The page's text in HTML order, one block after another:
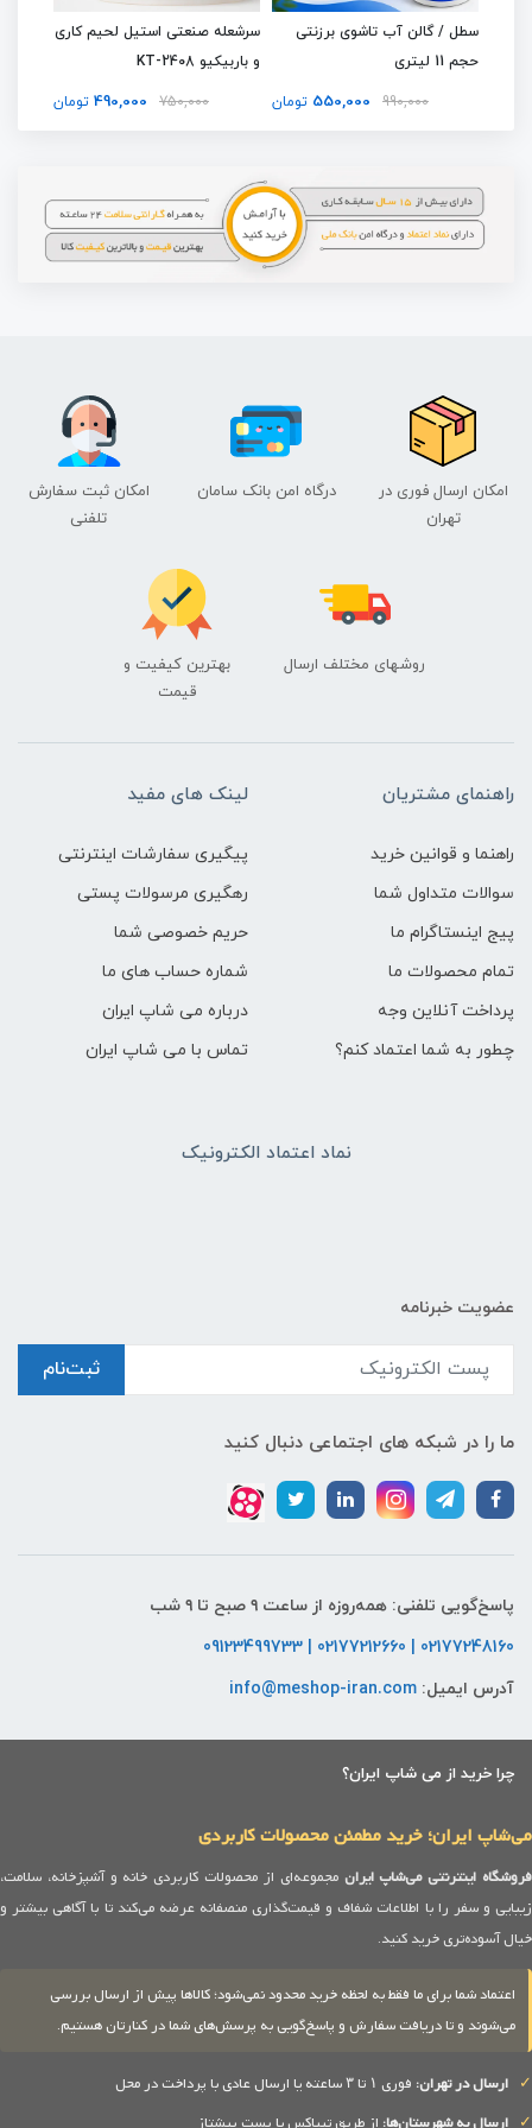
سطل / گالن آب تاشوی برزنتی
حجم 11 لیتری
990,000
550,000 تومان
سرشعله صنعتی استیل لحیم کاری
و باربیکیو KT-2408
750,000
490,000 تومان
امکان ارسال فوری در
تهران
درگاه امن بانک سامان
امکان ثبت سفارش
تلفنی
روشهای مختلف ارسال
بهترین کیفیت و
قیمت
راهنمای مشتریان
راهنما و قوانین خرید
سوالات متداول شما
پیج اینستاگرام ما
تمام محصولات ما
پرداخت آنلاین وجه
چطور به شما اعتماد کنم؟
لینک های مفید
پیگیری سفارشات اینترنتی
رهگیری مرسولات پستی
حریم خصوصی شما
شماره حساب های ما
درباره می شاپ ایران
تماس با می شاپ ایران
نماد اعتماد الکترونیک
عضویت خبرنامه
ثبت‌نام
ما را در شبکه های اجتماعی دنبال کنید
پاسخ‌گویی تلفنی: همه‌روزه از ساعت ۹ صبح تا ۹ شب
02177248160 | 02177212660 | 09123499733
آدرس ایمیل: info@meshop-iran.com
چرا خرید از می شاپ ایران؟
می‌شاپ ایران؛ خرید مطمئن محصولات کاربردی
فروشگاه اینترنتی می‌شاپ ایران مجموعه‌ای از محصولات کاربردی خانه و آشپزخانه، سلامت،
زیبایی و سفر را با اطلاعات شفاف و قیمت‌گذاری منصفانه عرضه می‌کند تا با آگاهی بیشتر و
خیال آسوده‌تری خرید کنید.
اعتماد شما برای ما فقط به لحظه خرید محدود نمی‌شود؛ کالاها پیش از ارسال بررسی
می‌شوند و تا دریافت سفارش و پاسخ‌گویی به پرسش‌های شما در کنارتان هستیم.
✓ ارسال در تهران: فوری ۱ تا ۳ ساعته یا ارسال عادی با پرداخت در محل
✓ ارسال به شهرستان‌ها: از طریق تیپاکس یا پست پیشتاز